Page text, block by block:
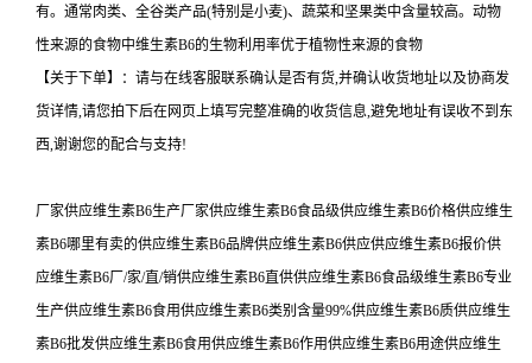
有。通常肉类、全谷类产品(特别是小麦)、蔬菜和坚果类中含量较高。动物
性来源的食物中维生素B6的生物利用率优于植物性来源的食物
【关于下单】：请与在线客服联系确认是否有货,并确认收货地址以及协商发
货详情,请您拍下后在网页上填写完整准确的收货信息,避免地址有误收不到东
西,谢谢您的配合与支持!
厂家供应维生素B6生产厂家供应维生素B6食品级供应维生素B6价格供应维生
素B6哪里有卖的供应维生素B6品牌供应维生素B6供应供应维生素B6报价供
应维生素B6厂/家/直/销供应维生素B6直供供应维生素B6食品级维生素B6专业
生产供应维生素B6食用供应维生素B6类别含量99%供应维生素B6质供应维生
素B6批发供应维生素B6食用供应维生素B6作用供应维生素B6用途供应维生